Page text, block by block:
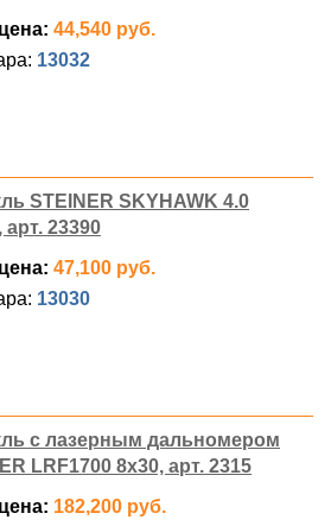
44,540 руб.
13032
STEINER SKYHAWK 4.0
арт. 23390
47,100 руб.
13030
с лазерным дальномером
LRF1700 8x30, арт. 2315
182,200 руб.